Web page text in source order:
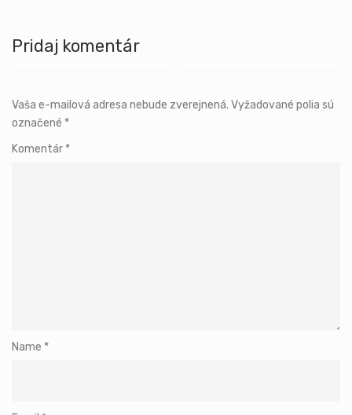
Pridaj komentár
Vaša e-mailová adresa nebude zverejnená. Vyžadované polia sú
označené *
Komentár *
Name *